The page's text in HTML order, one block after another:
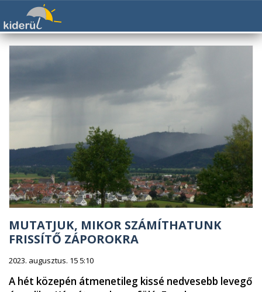
MUTATJUK, MIKOR SZÁMÍTHATUNK
FRISSÍTŐ ZÁPOROKRA
2023. augusztus. 15 5:10
A hét közepén átmenetileg kissé nedvesebb levegő